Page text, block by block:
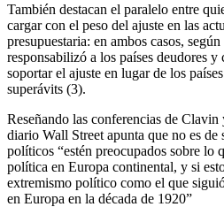
También destacan el paralelo entre
cargar con el peso del ajuste en las
presupuestaria: en ambos casos,
responsabilizó a los países deudores
soportar el ajuste en lugar de los
superávits (3).
Reseñando las conferencias de
diario Wall Street apunta que no es de
políticos “estén preocupados sobre lo
política en Europa continental, y si
extremismo político como el que
en Europa en la década de 1920”